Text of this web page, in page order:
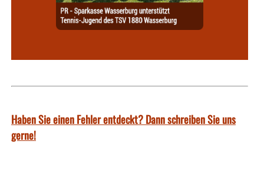
Haben Sie einen Fehler entdeckt? Dann schreiben Sie uns
gerne!